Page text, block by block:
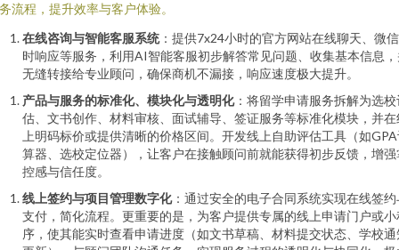
流程，提升效率与客户体验。
在线咨询与智能客服系统：提供7x24小时的官方网站在线聊天、微
时响应等服务，利用AI智能客服初步解答常见问题、收集基本信息
无缝转接给专业顾问，确保商机不漏接，响应速度极大提升。
产品与服务的标准化、模块化与透明化：将留学申请服务拆解为选校
估、文书创作、材料审核、面试辅导、签证服务等标准化模块，并在
上明码标价或提供清晰的价格区间。开发线上自助评估工具（如
算器、选校定位器），让客户在接触顾问前就能获得初步反馈，增强
控感与信任度。
线上签约与项目管理数字化：通过安全的电子合同系统实现在线签约
支付，简化流程。更重要的是，为客户提供专属的线上申请门户或小
序，使其能实时查看申请进度（如文书草稿、材料提交状态、学校通